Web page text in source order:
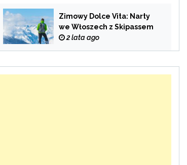
Zimowy Dolce Vita: Narty
we Włoszech z Skipassem
2 lata ago